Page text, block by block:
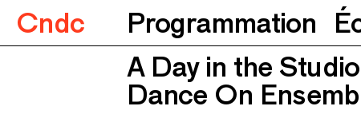
Cndc Programmation
A Day in the Studio Dance On Ensemble et Noé
A Day in the Studio
Dance On